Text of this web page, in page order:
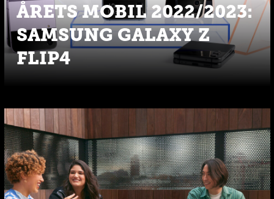
ÅRETS MOBIL 2022/2023:
SAMSUNG GALAXY Z
FLIP4